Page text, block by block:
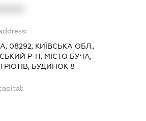
08292, КИЇВСЬКА ОБЛ.,
Р-Н, МІСТО БУЧА,
БУДИНОК 8